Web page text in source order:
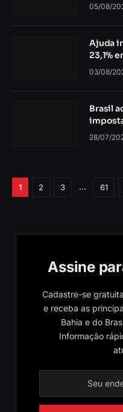
05/08/
Ajuda
23,1%
03/08/
Brasil
28/07/
1 2 3 … 61
Assine
Cadastre-se
e receba as
Bahia e do
Informação